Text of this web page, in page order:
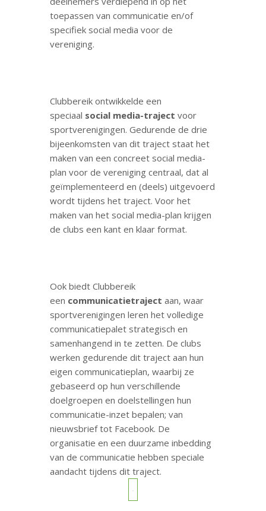
toepassen van communicatie en/of
specifiek social media voor de
vereniging.
Clubbereik ontwikkelde een
speciaal social media-traject voor
sportverenigingen. Gedurende de drie
bijeenkomsten van dit traject staat het
maken van een concreet social media-
plan voor de vereniging centraal, dat al
geïmplementeerd en (deels) uitgevoerd
wordt tijdens het traject. Voor het
maken van het social media-plan krijgen
de clubs een kant en klaar format.
Ook biedt Clubbereik
een communicatietraject aan, waar
sportverenigingen leren het volledige
communicatiepalet strategisch en
samenhangend in te zetten. De clubs
werken gedurende dit traject aan hun
eigen communicatieplan, waarbij ze
gebaseerd op hun verschillende
doelgroepen en doelstellingen hun
communicatie-inzet bepalen; van
nieuwsbrief tot Facebook. De
organisatie en een duurzame inbedding
van de communicatie hebben speciale
aandacht tijdens dit traject.